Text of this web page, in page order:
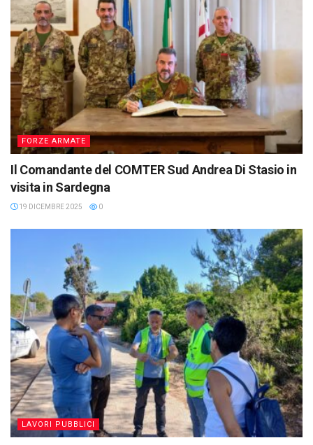
FORZE ARMATE
Il Comandante del COMTER Sud Andrea Di Stasio in
visita in Sardegna
19 DICEMBRE 2025 0
LAVORI PUBBLICI